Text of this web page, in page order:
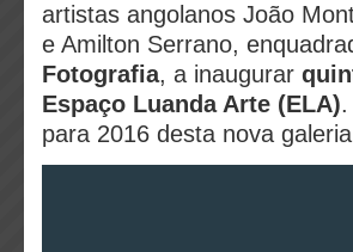
artistas angolanos João
e Amilton Serrano,
Fotografia, a inaugurar
Espaço Luanda Arte (ELA)
para 2016 desta nova